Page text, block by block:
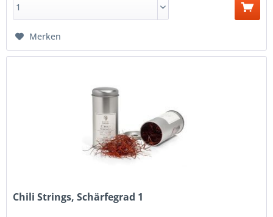
Merken
Chili Strings, Schärfegrad 1